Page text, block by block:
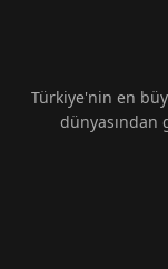
Türkiye'nin en
dünyasından